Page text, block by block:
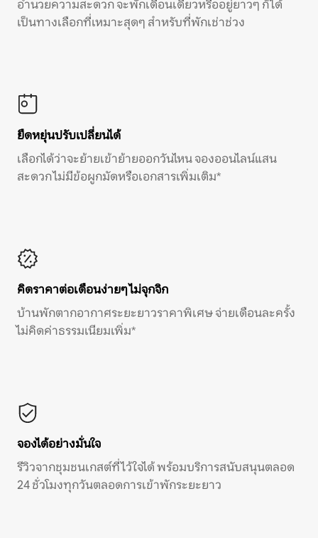
อำนวยความสะดวก จะพักเดือนเดียวหรืออยู่ยาวๆ ก็ได้
เป็นทางเลือกที่เหมาะสุดๆ สำหรับที่พักเช่าช่วง
ยืดหยุ่นปรับเปลี่ยนได้
เลือกได้ว่าจะย้ายเข้าย้ายออกวันไหน จองออนไลน์แสน
สะดวก ไม่มีข้อผูกมัดหรือเอกสารเพิ่มเติม*
คิดราคาต่อเดือนง่ายๆ ไม่จุกจิก
บ้านพักตากอากาศระยะยาวราคาพิเศษ จ่ายเดือนละครั้ง
ไม่คิดค่าธรรมเนียมเพิ่ม*
จองได้อย่างมั่นใจ
รีวิวจากชุมชนเกสต์ที่ไว้ใจได้ พร้อมบริการสนับสนุนตลอด
24 ชั่วโมงทุกวันตลอดการเข้าพักระยะยาว